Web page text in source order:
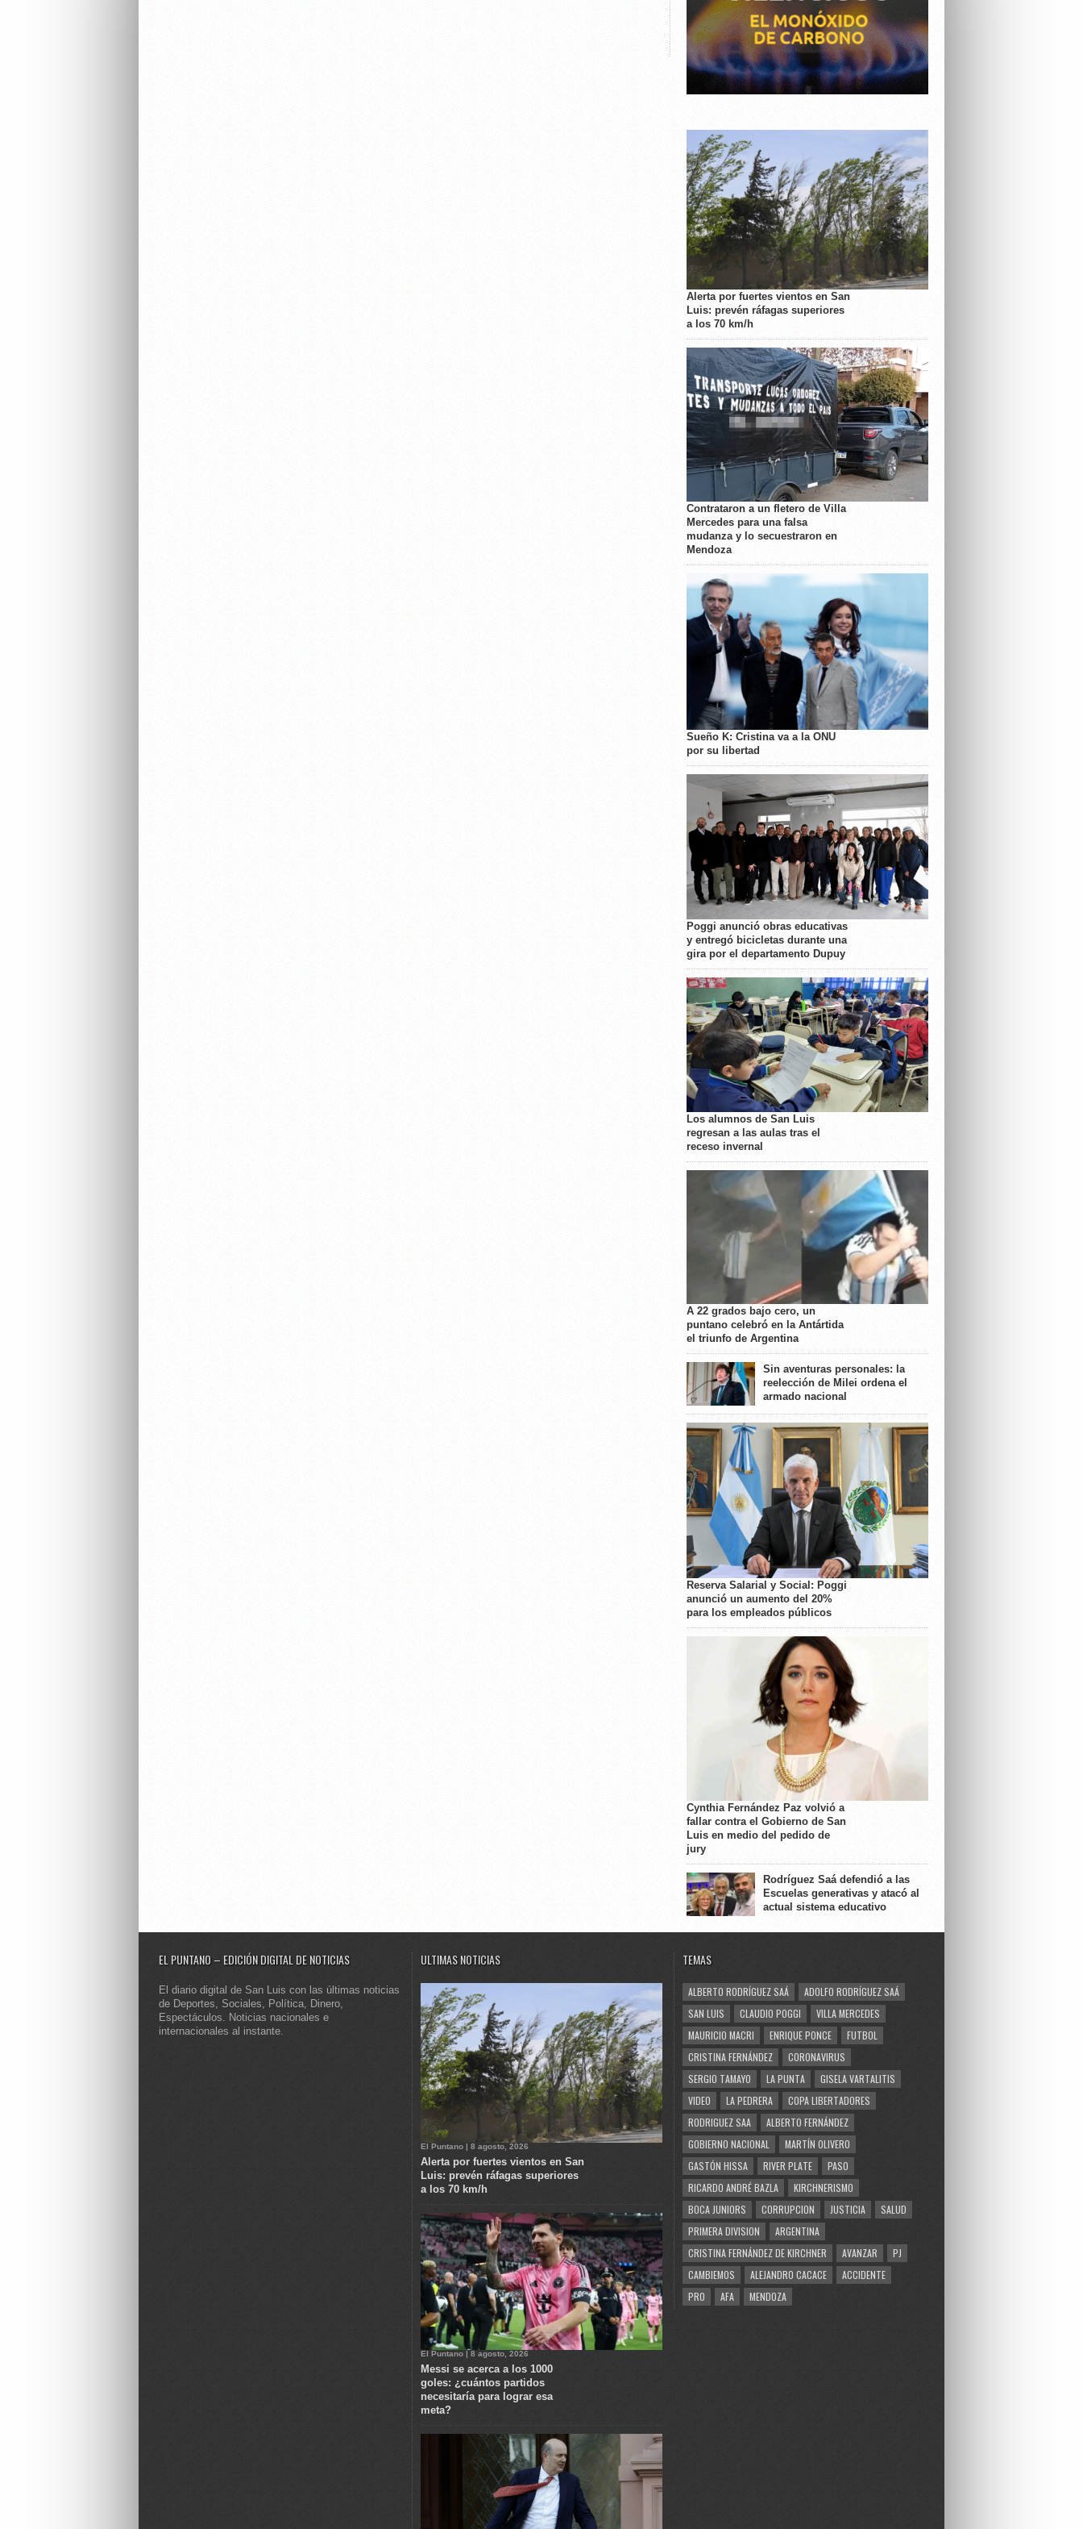
Alerta por fuertes vientos en San
Luis: prevén ráfagas superiores
a los 70 km/h
Contrataron a un fletero de Villa
Mercedes para una falsa
mudanza y lo secuestraron en
Mendoza
Sueño K: Cristina va a la ONU
por su libertad
Poggi anunció obras educativas
y entregó bicicletas durante una
gira por el departamento Dupuy
Los alumnos de San Luis
regresan a las aulas tras el
receso invernal
A 22 grados bajo cero, un
puntano celebró en la Antártida
el triunfo de Argentina
Sin aventuras personales: la
reelección de Milei ordena el
armado nacional
Reserva Salarial y Social: Poggi
anunció un aumento del 20%
para los empleados públicos
Cynthia Fernández Paz volvió a
fallar contra el Gobierno de San
Luis en medio del pedido de
jury
Rodríguez Saá defendió a las
Escuelas generativas y atacó al
actual sistema educativo
EL PUNTANO – EDICIÓN DIGITAL DE NOTICIAS
El diario digital de San Luis con las últimas noticias
de Deportes, Sociales, Política, Dinero,
Espectáculos. Noticias nacionales e
internacionales al instante.
ULTIMAS NOTICIAS
El Puntano | 8 agosto, 2026
Alerta por fuertes vientos en San
Luis: prevén ráfagas superiores
a los 70 km/h
El Puntano | 8 agosto, 2026
Messi se acerca a los 1000
goles: ¿cuántos partidos
necesitaría para lograr esa
meta?
TEMAS
ALBERTO RODRÍGUEZ SAÁ
ADOLFO RODRÍGUEZ SAÁ
SAN LUIS
CLAUDIO POGGI
VILLA MERCEDES
MAURICIO MACRI
ENRIQUE PONCE
FUTBOL
CRISTINA FERNÁNDEZ
CORONAVIRUS
SERGIO TAMAYO
LA PUNTA
GISELA VARTALITIS
VIDEO
LA PEDRERA
COPA LIBERTADORES
RODRIGUEZ SAA
ALBERTO FERNÁNDEZ
GOBIERNO NACIONAL
MARTÍN OLIVERO
GASTÓN HISSA
RIVER PLATE
PASO
RICARDO ANDRÉ BAZLA
KIRCHNERISMO
BOCA JUNIORS
CORRUPCION JUSTICIA
SALUD
PRIMERA DIVISION
ARGENTINA
CRISTINA FERNÁNDEZ DE KIRCHNER
AVANZAR
PJ
CAMBIEMOS
ALEJANDRO CACACE
ACCIDENTE
PRO
AFA MENDOZA